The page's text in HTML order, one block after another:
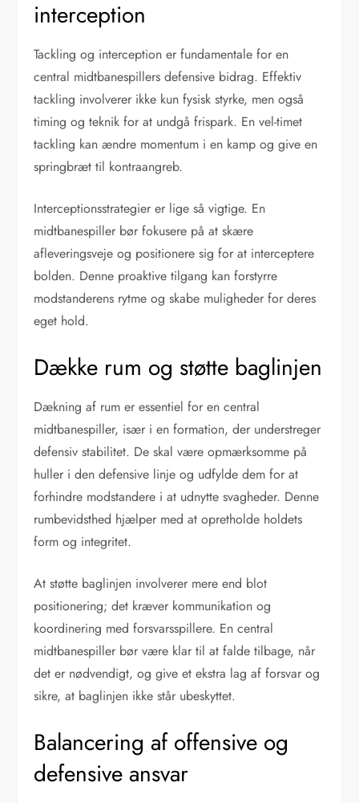
interception
Tackling og interception er fundamentale for en
central midtbanespillers defensive bidrag. Effektiv
tackling involverer ikke kun fysisk styrke, men også
timing og teknik for at undgå frispark. En vel-timet
tackling kan ændre momentum i en kamp og give en
springbræt til kontraangreb.
Interceptionsstrategier er lige så vigtige. En
midtbanespiller bør fokusere på at skære
afleveringsveje og positionere sig for at interceptere
bolden. Denne proaktive tilgang kan forstyrre
modstanderens rytme og skabe muligheder for deres
eget hold.
Dække rum og støtte baglinjen
Dækning af rum er essentiel for en central
midtbanespiller, især i en formation, der understreger
defensiv stabilitet. De skal være opmærksomme på
huller i den defensive linje og udfylde dem for at
forhindre modstandere i at udnytte svagheder. Denne
rumbevidsthed hjælper med at opretholde holdets
form og integritet.
At støtte baglinjen involverer mere end blot
positionering; det kræver kommunikation og
koordinering med forsvarsspillere. En central
midtbanespiller bør være klar til at falde tilbage, når
det er nødvendigt, og give et ekstra lag af forsvar og
sikre, at baglinjen ikke står ubeskyttet.
Balancering af offensive og
defensive ansvar